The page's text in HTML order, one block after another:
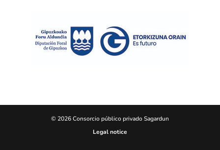
© 2026 Consorcio público privado Sagardun
Legal notice